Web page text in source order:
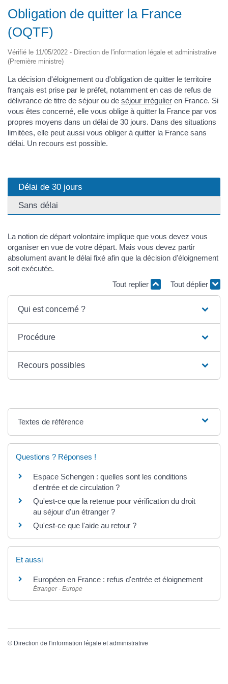
Obligation de quitter la France
(OQTF)
Vérifié le 11/05/2022 - Direction de l'information légale et administrative
(Première ministre)
La décision d'éloignement ou d'obligation de quitter le territoire
français est prise par le préfet, notamment en cas de refus de
délivrance de titre de séjour ou de séjour irrégulier en France. Si
vous êtes concerné, elle vous oblige à quitter la France par vos
propres moyens dans un délai de 30 jours. Dans des situations
limitées, elle peut aussi vous obliger à quitter la France sans
délai. Un recours est possible.
Délai de 30 jours
Sans délai
La notion de départ volontaire implique que vous devez vous
organiser en vue de votre départ. Mais vous devez partir
absolument avant le délai fixé afin que la décision d'éloignement
soit exécutée.
Tout replier
Tout déplier
Qui est concerné ?
Procédure
Recours possibles
Textes de référence
Questions ? Réponses !
Espace Schengen : quelles sont les conditions
d'entrée et de circulation ?
Qu'est-ce que la retenue pour vérification du droit
au séjour d'un étranger ?
Qu'est-ce que l'aide au retour ?
Et aussi
Européen en France : refus d'entrée et éloignement
Étranger - Europe
© Direction de l'information légale et administrative